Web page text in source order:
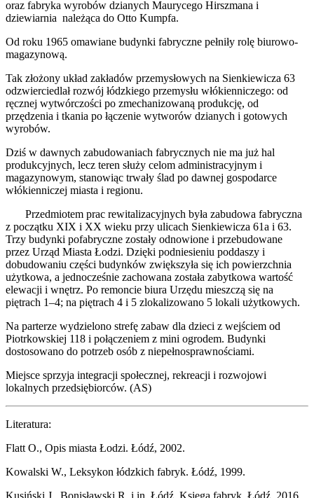
oraz fabryka wyrobów dzianych Maurycego Hirszmana i
dziewiarnia należąca do Otto Kumpfa.
Od roku 1965 omawiane budynki fabryczne pełniły rolę biurowo-
magazynową.
Tak złożony układ zakładów przemysłowych na Sienkiewicza 63
odzwierciedlał rozwój łódzkiego przemysłu włókienniczego: od
ręcznej wytwórczości po zmechanizowaną produkcję, od
przędzenia i tkania po łączenie wytworów dzianych i gotowych
wyrobów.
Dziś w dawnych zabudowaniach fabrycznych nie ma już hal
produkcyjnych, lecz teren służy celom administracyjnym i
magazynowym, stanowiąc trwały ślad po dawnej gospodarce
włókienniczej miasta i regionu.
Przedmiotem prac rewitalizacyjnych była zabudowa fabryczna
z początku XIX i XX wieku przy ulicach Sienkiewicza 61a i 63.
Trzy budynki pofabryczne zostały odnowione i przebudowane
przez Urząd Miasta Łodzi. Dzięki podniesieniu poddaszy i
dobudowaniu części budynków zwiększyła się ich powierzchnia
użytkowa, a jednocześnie zachowana została zabytkowa wartość
elewacji i wnętrz. Po remoncie biura Urzędu mieszczą się na
piętrach 1–4; na piętrach 4 i 5 zlokalizowano 5 lokali użytkowych.
Na parterze wydzielono strefę zabaw dla dzieci z wejściem od
Piotrkowskiej 118 i połączeniem z mini ogrodem. Budynki
dostosowano do potrzeb osób z niepełnosprawnościami.
Miejsce sprzyja integracji społecznej, rekreacji i rozwojowi
lokalnych przedsiębiorców. (AS)
Literatura:
Flatt O., Opis miasta Łodzi. Łódź, 2002.
Kowalski W., Leksykon łódzkich fabryk. Łódź, 1999.
Kusiński J., Bonisławski R. i in. Łódź. Księga fabryk. Łódź, 2016